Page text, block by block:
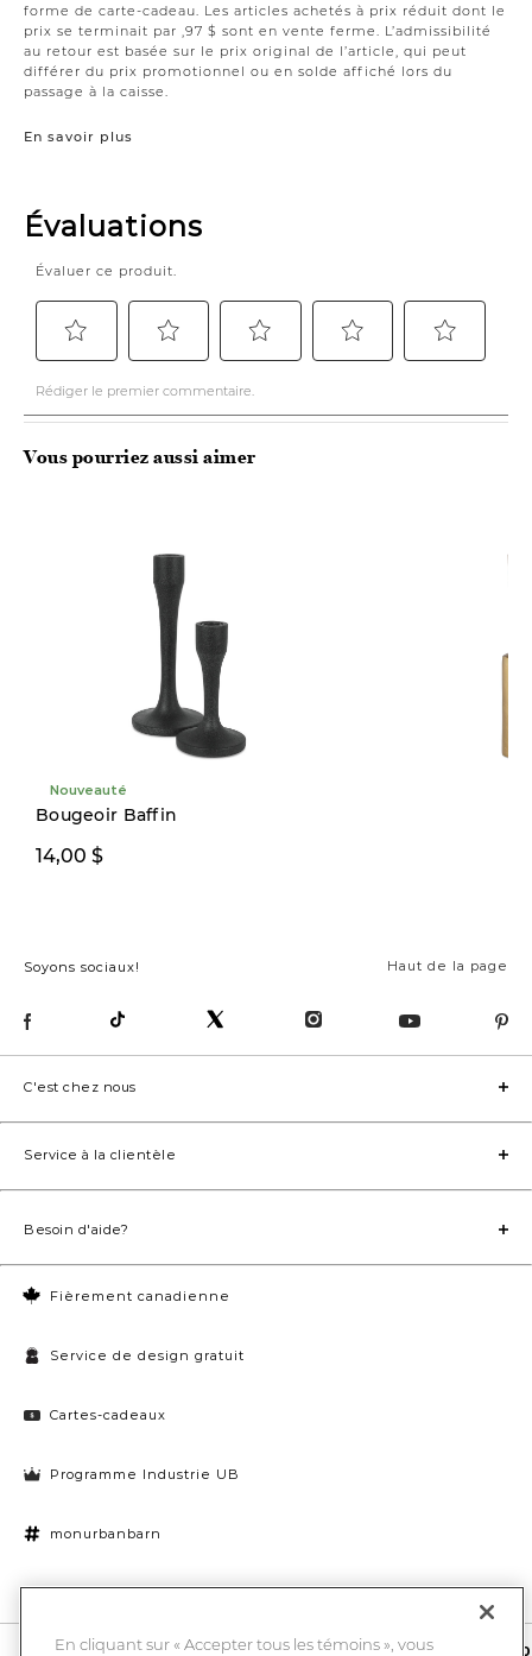
forme de carte-cadeau. Les articles achetés à prix réduit dont le
prix se terminait par ,97 $ sont en vente ferme. L’admissibilité
au retour est basée sur le prix original de l’article, qui peut
différer du prix promotionnel ou en solde affiché lors du
passage à la caisse.
En savoir plus
Vous pourriez aussi aimer
Nouveauté
Bougeoir Baffin
14,00 $
Haut de la page
Soyons sociaux!
Fièrement canadienne
Service de design gratuit
Cartes-cadeaux
Programme Industrie UB
monurbanbarn
Paramètres des témoins
C'est chez nous
Service à la clientèle
Besoin d'aide?
10 % de rabais et la chance de gagner une carte-cadeau UB de 1000
En cliquant sur « Accepter tous les témoins », vous